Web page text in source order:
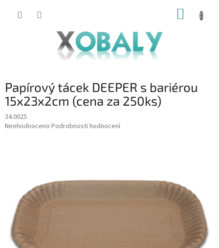
KOŠÍK
Papírový tácek DEEPER s bariérou
15x23x2cm (cena za 250ks)
34.0025
Průměrné
hvězdiček.
Neohodnoceno Podrobnosti hodnocení